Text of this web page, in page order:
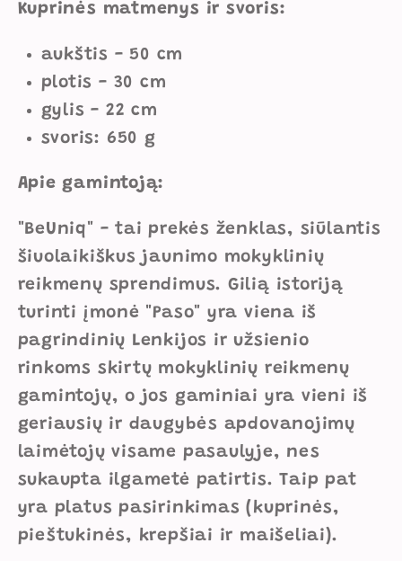
Kuprinės matmenys ir svoris:
aukštis - 50 cm
plotis - 30 cm
gylis - 22 cm
svoris: 650 g
Apie gamintoją:
"BeUniq" - tai prekės ženklas, siūlantis
šiuolaikiškus jaunimo mokyklinių
reikmenų sprendimus. Gilią istoriją
turinti įmonė "Paso" yra viena iš
pagrindinių Lenkijos ir užsienio
rinkoms skirtų mokyklinių reikmenų
gamintojų, o jos gaminiai yra vieni iš
geriausių ir daugybės apdovanojimų
laimėtojų visame pasaulyje, nes
sukaupta ilgametė patirtis. Taip pat
yra platus pasirinkimas (kuprinės,
pieštukinės, krepšiai ir maišeliai).